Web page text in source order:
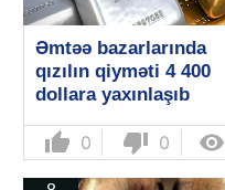
Əmtəə bazarlarında
qızılın qiyməti 4 400
dollara yaxınlaşıb
thumb_up 0 thumb_down 0 